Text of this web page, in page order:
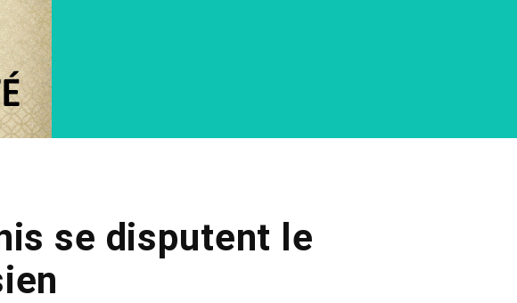
se disputent le